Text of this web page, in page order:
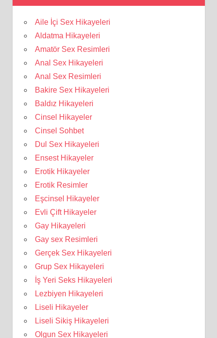
Aile İçi Sex Hikayeleri
Aldatma Hikayeleri
Amatör Sex Resimleri
Anal Sex Hikayeleri
Anal Sex Resimleri
Bakire Sex Hikayeleri
Baldız Hikayeleri
Cinsel Hikayeler
Cinsel Sohbet
Dul Sex Hikayeleri
Ensest Hikayeler
Erotik Hikayeler
Erotik Resimler
Eşcinsel Hikayeler
Evli Çift Hikayeler
Gay Hikayeleri
Gay sex Resimleri
Gerçek Sex Hikayeleri
Grup Sex Hikayeleri
İş Yeri Seks Hikayeleri
Lezbiyen Hikayeleri
Liseli Hikayeler
Liseli Sikiş Hikayeleri
Olgun Sex Hikayeleri